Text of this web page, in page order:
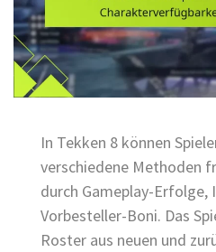
In Tekken 8 können
verschiedene Methoden
durch Gameplay-Erfolge,
Vorbesteller-Boni. Das
Roster aus neuen und